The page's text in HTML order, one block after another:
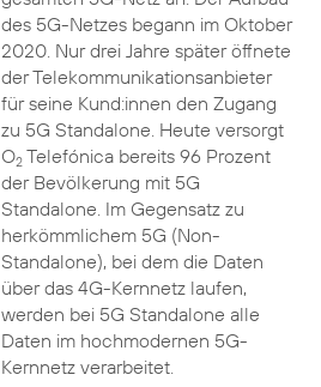
des 5G-Netzes begann im Oktober
2020. Nur drei Jahre später öffnete
der Telekommunikationsanbieter
für seine Kund:innen den Zugang
zu 5G Standalone. Heute versorgt
O2Telefónica bereits 96 Prozent
der Bevölkerung mit 5G
Standalone. Im Gegensatz zu
herkömmlichem 5G (Non-
Standalone), bei dem die Daten
über das 4G-Kernnetz laufen,
werden bei 5G Standalone alle
Daten im hochmodernen 5G-
Kernnetz verarbeitet.